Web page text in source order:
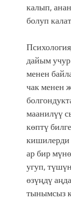
калып,
болуп
дайым
менен
чак менен
маанилүү
көптү
кишилерди
ар бир
угуп,
өзүңдү
тынымсыз